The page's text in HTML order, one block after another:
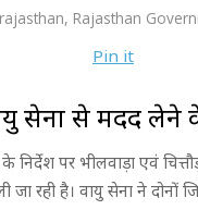
, Rajasthan
Pin it
सेना से मदद लेने
के निर्देश पर भीलवाड़ा एवं
जा रही है। वायु सेना ने दोनों